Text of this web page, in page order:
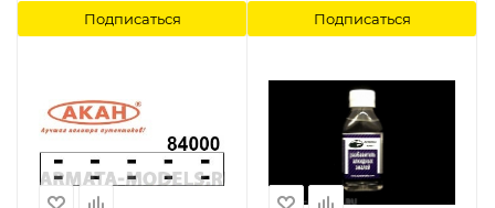
Подписаться Подписаться